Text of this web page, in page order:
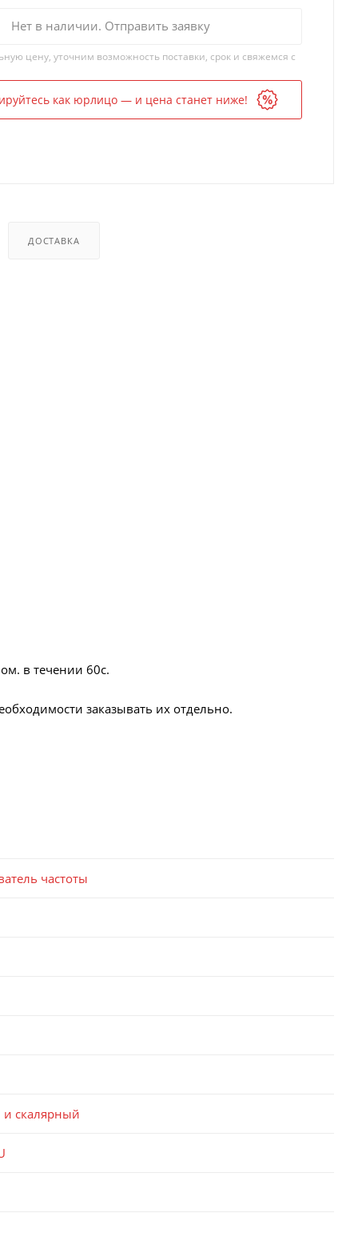
Нет в наличии. Отправить заявку
цену, уточним возможность поставки, срок и свяжемся с
как юрлицо — и цена станет ниже!
ДОСТАВКА
в течении 60с.
заказывать их отдельно.
частоты
скалярный